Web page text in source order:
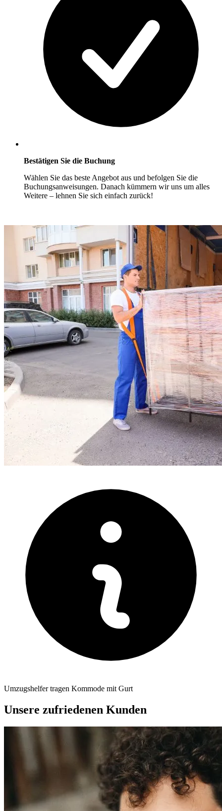
Bestätigen Sie die Buchung
Wählen Sie das beste Angebot aus und befolgen Sie die
Buchungsanweisungen. Danach kümmern wir uns um alles
Weitere – lehnen Sie sich einfach zurück!
Umzugshelfer tragen Kommode mit Gurt
Unsere zufriedenen Kunden